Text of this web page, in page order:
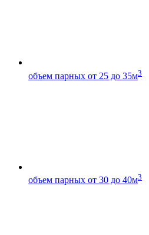
объем парных от 25 до 35м3
объем парных от 30 до 40м3